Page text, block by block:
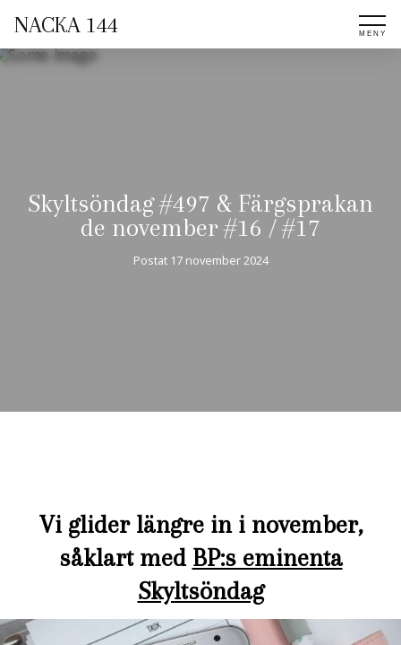
NACKA 144
Skyltsöndag #497 & Färgsprakan
de november #16 / #17
Postat 17 november 2024
Vi glider längre in i november,
såklart med BP:s eminenta
Skyltsöndag